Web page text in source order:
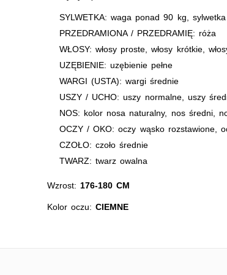
SYLWETKA: waga ponad 90 kg, sylwetka
PRZEDRAMIONA / PRZEDRAMIĘ: róża
WŁOSY: włosy proste, włosy krótkie,
UZĘBIENIE: uzębienie pełne
WARGI (USTA): wargi średnie
USZY / UCHO: uszy normalne, uszy
NOS: kolor nosa naturalny, nos średni,
OCZY / OKO: oczy wąsko rozstawione,
CZOŁO: czoło średnie
TWARZ: twarz owalna
Wzrost: 176-180 CM
Kolor oczu:CIEMNE